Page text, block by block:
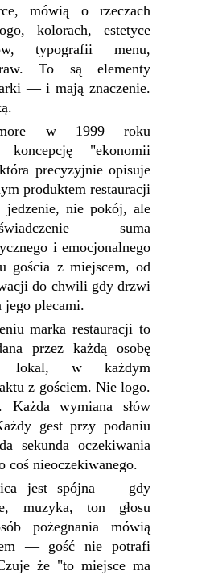
mówią o rzeczach
kolorach, estetyce
typografii menu,
To są elementy
— i mają znaczenie.
w 1999 roku
koncepcję "ekonomii
precyzyjnie opisuje
produktem restauracji
nie pokój, ale
— suma
i emocjonalnego
gościa z miejscem, od
do chwili gdy drzwi
jego plecami.
marka restauracji to
przez każdą osobę
lokal, w każdym
z gościem. Nie logo.
Każda wymiana słów
gest przy podaniu
sekunda oczekiwania
coś nieoczekiwanego.
jest spójna — gdy
muzyka, ton głosu
pożegnania mówią
— gość nie potrafi
że "to miejsce ma